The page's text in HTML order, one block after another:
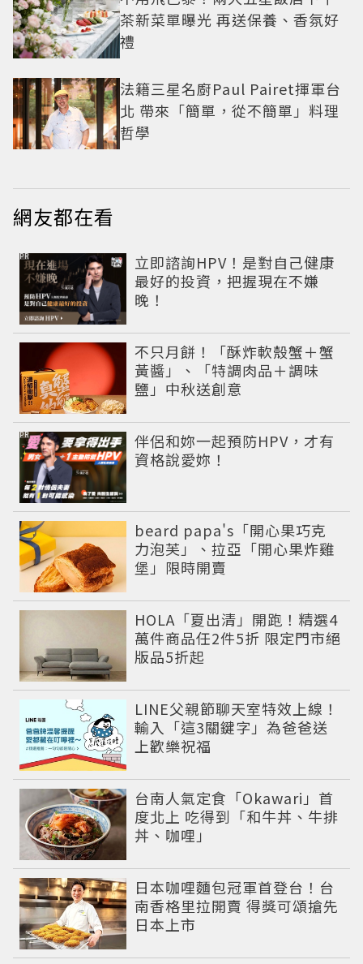
茶新菜單曝光 再送保養、香氛好
禮
法籍三星名廚Paul Pairet揮軍台
北 帶來「簡單，從不簡單」料理
哲學
網友都在看
立即諮詢HPV！是對自己健康
最好的投資，把握現在不嫌
晚！
PR
不只月餅！「酥炸軟殼蟹＋蟹
黃醬」、「特調肉品＋調味
鹽」中秋送創意
伴侶和妳一起預防HPV，才有
資格說愛妳！
PR
beard papa's「開心果巧克
力泡芙」、拉亞「開心果炸雞
堡」限時開賣
HOLA「夏出清」開跑！精選4
萬件商品任2件5折 限定門市絕
版品5折起
LINE父親節聊天室特效上線！
輸入「這3關鍵字」為爸爸送
上歡樂祝福
台南人氣定食「Okawari」首
度北上 吃得到「和牛丼、牛排
丼、咖哩」
日本咖哩麵包冠軍首登台！台
南香格里拉開賣 得獎可頌搶先
日本上市